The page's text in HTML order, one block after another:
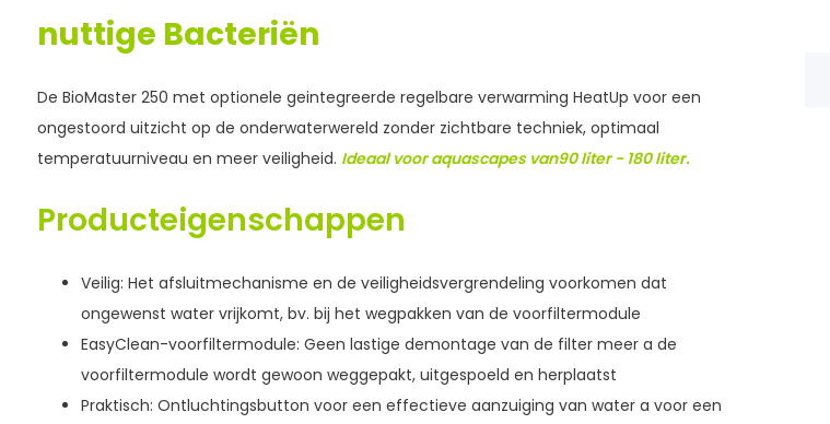
nuttige Bacteriën
De BioMaster 250 met optionele geintegreerde regelbare verwarming HeatUp voor een
ongestoord uitzicht op de onderwaterwereld zonder zichtbare techniek, optimaal
temperatuurniveau en meer veiligheid. Ideaal voor aquascapes van90 liter - 180 liter.
Producteigenschappen
Veilig: Het afsluitmechanisme en de veiligheidsvergrendeling voorkomen dat
ongewenst water vrijkomt, bv. bij het wegpakken van de voorfiltermodule
EasyClean-voorfiltermodule: Geen lastige demontage van de filter meer a de
voorfiltermodule wordt gewoon weggepakt, uitgespoeld en herplaatst
Praktisch: Ontluchtingsbutton voor een effectieve aanzuiging van water a voor een